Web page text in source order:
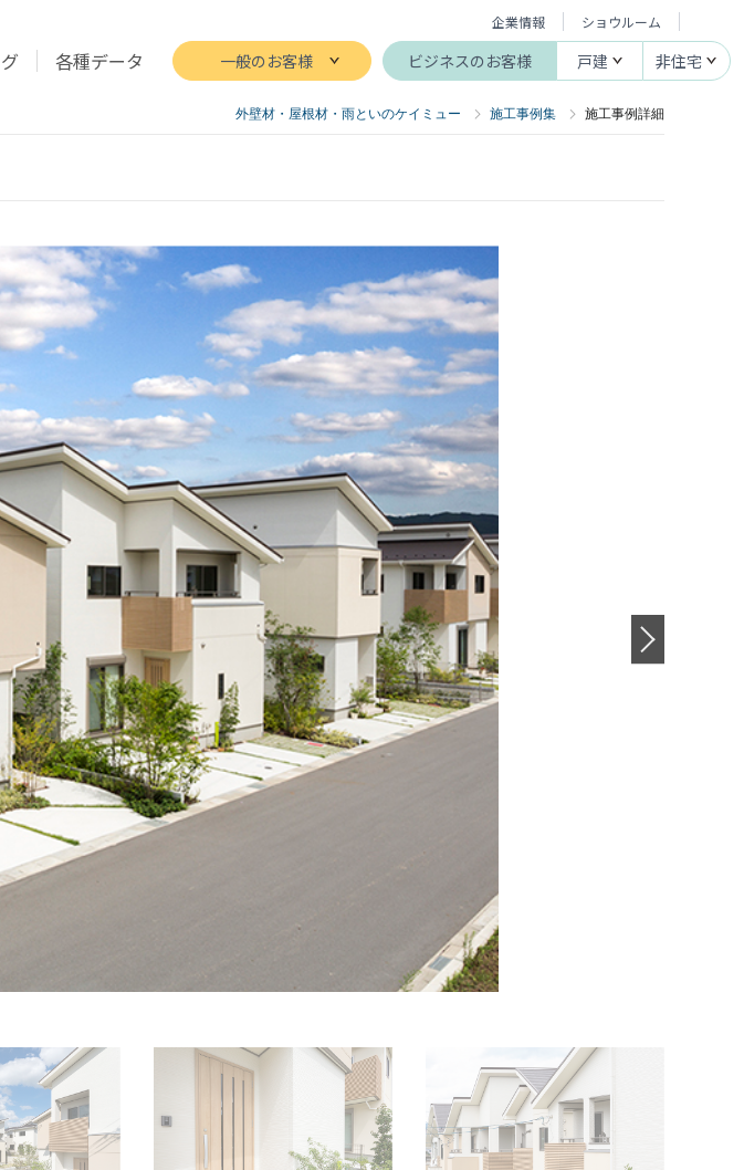
企業情報 ショウルーム
各種データ 一般のお客様 ビジネスのお客様 戸建 非住宅
外壁材・屋根材・雨といのケイミュー 施工事例集 施工事例詳細